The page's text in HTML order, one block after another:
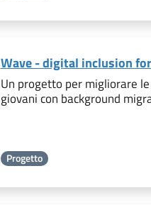
Wave - digital inclusion
Un progetto per migliorare
giovani con background
Progetto